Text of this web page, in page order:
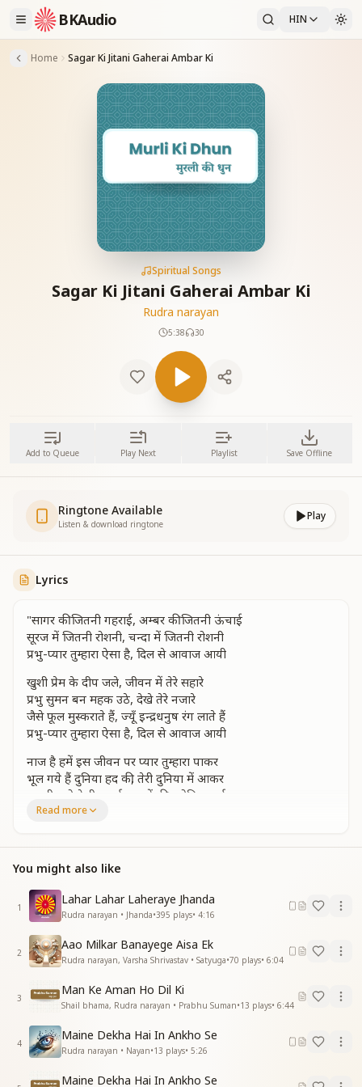
BKAudio HIN
Home Sagar Ki Jitani Gaherai Ambar Ki
Spiritual Songs
Sagar Ki Jitani Gaherai Ambar Ki
Rudra narayan
5:38 30
Add to Queue Play Next Playlist Save Offline
Ringtone Available
Listen & download ringtone
Play
Lyrics
"सागर की जितनी गहराई, अम्बर की जितनी ऊंचाई
सूरज में जितनी रोशनी, चन्दा में जितनी रोशनी
प्रभु-प्यार तुम्हारा ऐसा है, दिल से आवाज आयी
खुशी प्रेम के दीप जले, जीवन में तेरे सहारे
प्रभु सुमन बन महक उठे, देखे तेरे नजारे
जैसे फूल मुस्कराते हैं, ज्यूँ इन्द्रधनुष रंग लाते हैं
प्रभु-प्यार तुम्हारा ऐसा है, दिल से आवाज आयी
नाज है हमें इस जीवन पर प्यार तुम्हारा पाकर
भूल गये हैं दुनिया हद की, तेरी दुनिया में आकर
तकदीर जो ऐसी बनाई, जन्मों की ज्योति जगाई
प्रभु-प्यार तुम्हारा ऐसा है, दिल से आवाज़ आयी"
Read more
You might also like
1
Lahar Lahar Laheraye Jhanda
Rudra narayan • Jhanda•395 plays• 4:16
2
Aao Milkar Banayege Aisa Ek
Rudra narayan, Varsha Shrivastav • Satyuga•70 plays• 6:04
3
Man Ke Aman Ho Dil Ki
Shail bhama, Rudra narayan • Prabhu Suman•13 plays• 6:44
4
Maine Dekha Hai In Ankho Se
Rudra narayan • Nayan•13 plays• 5:26
Maine Dekha Hai In Ankho Se